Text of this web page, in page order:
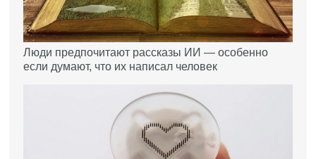
Люди предпочитают рассказы ИИ — особенно
если думают, что их написал человек